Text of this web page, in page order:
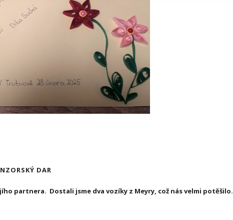
DAR
partnera. Dostali jsme dva vozíky z Meyry, což nás velmi potěšilo.